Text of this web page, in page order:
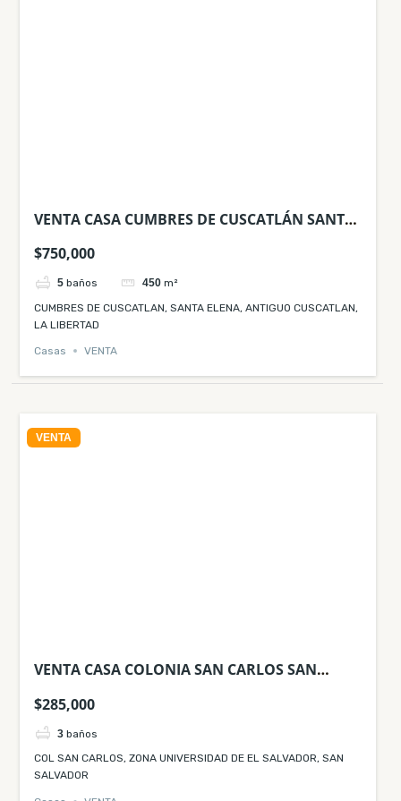
VENTA CASA CUMBRES DE CUSCATLÁN SANTA
$750,000
5 baños 450 m²
CUMBRES DE CUSCATLAN, SANTA ELENA, ANTIGUO CUSCATLAN,
LA LIBERTAD
Casas VENTA
VENTA
VENTA CASA COLONIA SAN CARLOS SAN
$285,000
3 baños
COL SAN CARLOS, ZONA UNIVERSIDAD DE EL SALVADOR, SAN
SALVADOR